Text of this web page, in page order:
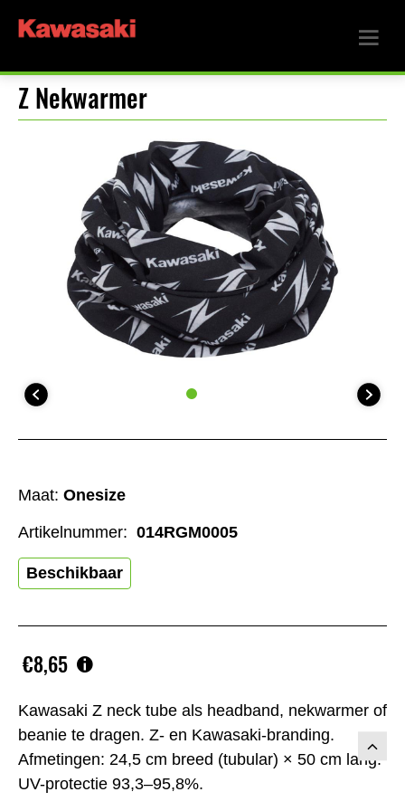
Z Nekwarmer
Kawasaki Z neck tube als headband, nekwarmer of
beanie te dragen. Z- en Kawasaki-branding.
Afmetingen: 24,5 cm breed (tubular) × 50 cm lang.
UV-protectie 93,3–95,8%.
€8,65
Maat: Onesize
Beschikbaar
Artikelnummer: 014RGM0005